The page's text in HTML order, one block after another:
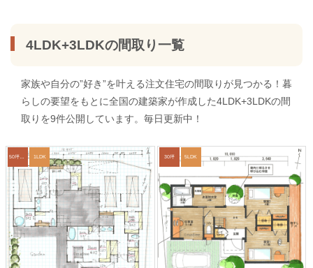
4LDK+3LDKの間取り一覧
家族や自分の”好き”を叶える注文住宅の間取りが見つかる！暮
らしの要望をもとに全国の建築家が作成した4LDK+3LDKの間
取りを9件公開しています。毎日更新中！
1LDK 30坪 5LDK